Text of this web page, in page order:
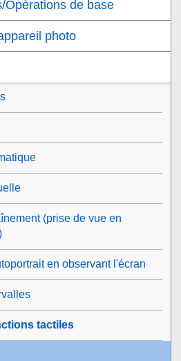
Opérations de base
photo
(prise de vue en
en observant l'écran
tactiles